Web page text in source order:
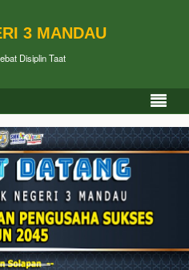
3 MANDAU
Disiplin Taat